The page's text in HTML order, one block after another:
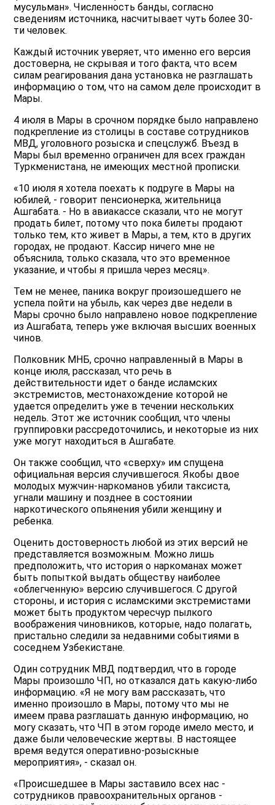
мусульман». Численность банды, согласно
сведениям источника, насчитывает чуть более 30-
ти человек.
Каждый источник уверяет, что именно его версия
достоверна, не скрывая и того факта, что всем
силам реагирования дана установка не разглашать
информацию о том, что на самом деле происходит в
Мары.
4 июля в Мары в срочном порядке было направлено
подкрепление из столицы в составе сотрудников
МВД, уголовного розыска и спецслужб. Въезд в
Мары был временно ограничен для всех граждан
Туркменистана, не имеющих местной прописки.
«10 июля я хотела поехать к подруге в Мары на
юбилей, - говорит пенсионерка, жительница
Ашгабата. - Но в авиакассе сказали, что не могут
продать билет, потому что пока билеты продают
только тем, кто живет в Мары, а тем, кто в других
городах, не продают. Кассир ничего мне не
объяснила, только сказала, что это временное
указание, и чтобы я пришла через месяц».
Тем не менее, паника вокруг произошедшего не
успела пойти на убыль, как через две недели в
Мары срочно было направлено новое подкрепление
из Ашгабата, теперь уже включая высших военных
чинов.
Полковник МНБ, срочно направленный в Мары в
конце июля, рассказал, что речь в
действительности идет о банде исламских
экстремистов, местонахождение которой не
удается определить уже в течении нескольких
недель. Этот же источник сообщил, что члены
группировки рассредоточились, и некоторые из них
уже могут находиться в Ашгабате.
Он также сообщил, что «сверху» им спущена
официальная версия случившегося. Якобы двое
молодых мужчин-наркоманов убили таксиста,
угнали машину и позднее в состоянии
наркотического опьянения убили женщину и
ребенка.
Оценить достоверность любой из этих версий не
представляется возможным. Можно лишь
предположить, что история о наркоманах может
быть попыткой выдать обществу наиболее
«облегченную» версию случившегося. С другой
стороны, и история с исламскими экстремистами
может быть продуктом чересчур пылкого
воображения чиновников, которые, надо полагать,
пристально следили за недавними событиями в
соседнем Узбекистане.
Один сотрудник МВД подтвердил, что в городе
Мары произошло ЧП, но отказался дать какую-либо
информацию. «Я не могу вам рассказать, что
именно произошло в Мары, потому что мы не
имеем права разглашать данную информацию, но
могу сказать, что ЧП в этом городе имело место, и
даже были человеческие жертвы. В настоящее
время ведутся оперативно-розыскные
мероприятия», - сказал он.
«Происшедшее в Мары заставило всех нас -
сотрудников правоохранительных органов -